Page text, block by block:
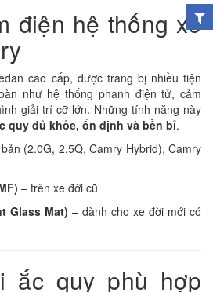
điện hệ thống xe
cao cấp, được trang bị nhiều tiện
như hệ thống phanh điện tử, cảm
giải trí cỡ lớn. Những tính năng này
quy đủ khỏe, ổn định và bền bỉ.
(2.0G, 2.5Q, Camry Hybrid), Camry
– trên xe đời cũ
Glass Mat) – dành cho xe đời mới có
ắc quy phù hợp